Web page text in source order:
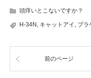
頭痒いとこないですか？
H-34N , キャットアイ , ブラ
前のページ